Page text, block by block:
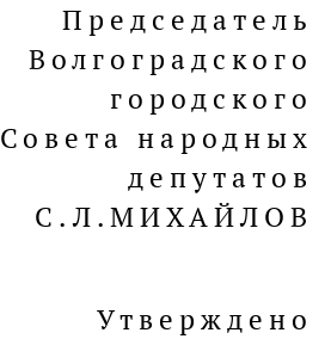
Председатель
Волгоградского
городского
Совета народных
депутатов
С.Л.МИХАЙЛОВ
Утверждено